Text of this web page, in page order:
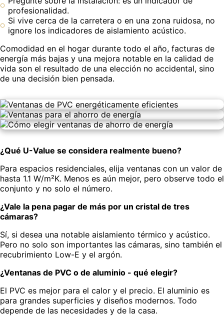
profesionalidad.
Si vive cerca de la carretera o en una zona ruidosa, no
ignore los indicadores de aislamiento acústico.
Comodidad en el hogar durante todo el año, facturas de
energía más bajas y una mejora notable en la calidad de
vida son el resultado de una elección no accidental, sino
de una decisión bien pensada.
¿Qué U-Value se considera realmente bueno?
Para espacios residenciales, elija ventanas con un valor de
hasta 1.1 W/m²K. Menos es aún mejor, pero observe todo el
conjunto y no solo el número.
¿Vale la pena pagar de más por un cristal de tres
cámaras?
Sí, si desea una notable aislamiento térmico y acústico.
Pero no solo son importantes las cámaras, sino también el
recubrimiento Low-E y el argón.
¿Ventanas de PVC o de aluminio - qué elegir?
El PVC es mejor para el calor y el precio. El aluminio es
para grandes superficies y diseños modernos. Todo
depende de las necesidades y de la casa.